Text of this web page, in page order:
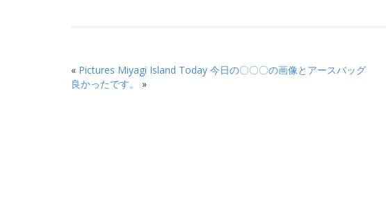
« Pictures Miyagi Island Today 今日の〇〇〇の画像とアースバッグ
良かったです。
»